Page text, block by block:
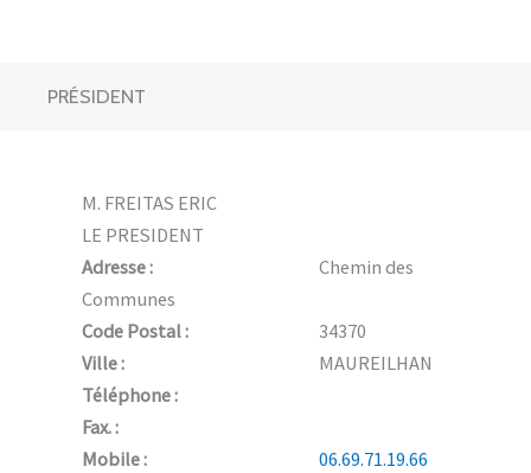
PRÉSIDENT
M. FREITAS ERIC
LE PRESIDENT
Adresse :
Chemin des
Communes
Code Postal :
34370
Ville :
MAUREILHAN
Téléphone :
Fax. :
Mobile :
06.69.71.19.66